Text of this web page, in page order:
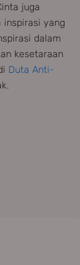
juga
inspirasi yang
dalam
kesetaraan
Duta Anti-